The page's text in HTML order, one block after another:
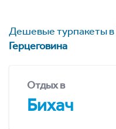
Дешевые турпакеты в
Герцеговина
Отдых в
Бихач